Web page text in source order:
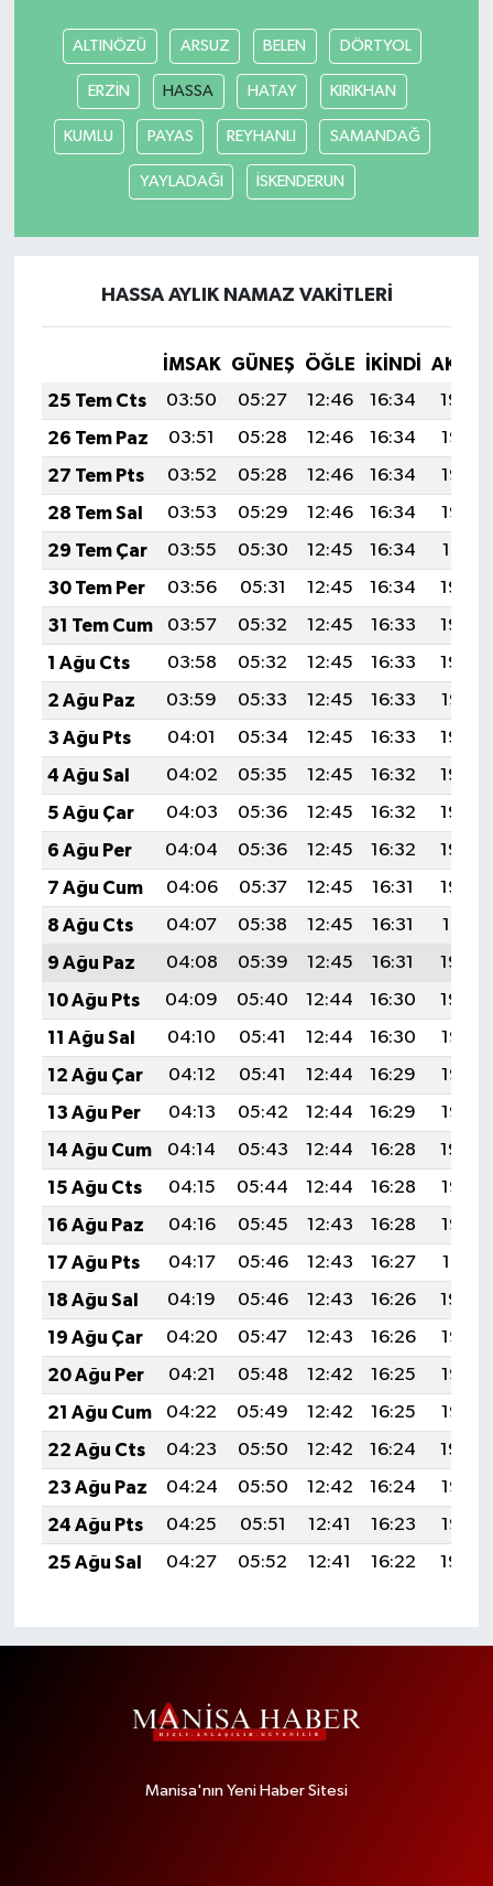
ALTINÖZÜ ARSUZ BELEN DÖRTYOL
ERZİN HASSA HATAY KIRIKHAN
KUMLU PAYAS REYHANLI SAMANDAĞ
YAYLADAĞI İSKENDERUN
HASSA AYLIK NAMAZ VAKITLERI
İMSAK GÜNEŞ ÖĞLE İKINDI
25 Tem Cts
03:50 05:27 12:46 16:34
19:54
26 Tem Paz
03:51 05:28 12:46 16:34
19:53
27 Tem Pts
03:52 05:28 12:46 16:34
19:53
28 Tem Sal
03:53 05:29 12:46 16:34
19:52
29 Tem Çar
03:55 05:30 12:45 16:34
19:51
30 Tem Per
03:56 05:31 12:45 16:34
19:50
31 Tem Cum
03:57 05:32 12:45 16:33
19:49
1 Ağu Cts
03:58 05:32 12:45 16:33
19:48
2 Ağu Paz
03:59 05:33 12:45 16:33
19:47
3 Ağu Pts
04:01 05:34 12:45 16:33
19:46
4 Ağu Sal
04:02 05:35 12:45 16:32
19:45
5 Ağu Çar
04:03 05:36 12:45 16:32
19:44
6 Ağu Per
04:04 05:36 12:45 16:32
19:43
7 Ağu Cum
04:06 05:37 12:45 16:31
19:42
8 Ağu Cts
04:07 05:38 12:45 16:31
19:41
9 Ağu Paz
04:08 05:39 12:45 16:31
19:40
10 Ağu Pts
04:09 05:40 12:44 16:30
19:39
11 Ağu Sal
04:10 05:41 12:44 16:30
19:38
12 Ağu Çar
04:12 05:41 12:44 16:29
19:37
13 Ağu Per
04:13 05:42 12:44 16:29
19:36
14 Ağu Cum
04:14 05:43 12:44 16:28
19:34
15 Ağu Cts
04:15 05:44 12:44 16:28
19:33
16 Ağu Paz
04:16 05:45 12:43 16:28
19:32
17 Ağu Pts
04:17 05:46 12:43 16:27
19:31
18 Ağu Sal
04:19 05:46 12:43 16:26
19:30
19 Ağu Çar
04:20 05:47 12:43 16:26
19:28
20 Ağu Per
04:21 05:48 12:42 16:25
19:27
21 Ağu Cum
04:22 05:49 12:42 16:25
19:26
22 Ağu Cts
04:23 05:50 12:42 16:24
19:24
23 Ağu Paz
04:24 05:50 12:42 16:24
19:23
24 Ağu Pts
04:25 05:51 12:41 16:23
19:22
25 Ağu Sal
04:27 05:52 12:41 16:22 19:20
Manisa'nın Yeni Haber Sitesi